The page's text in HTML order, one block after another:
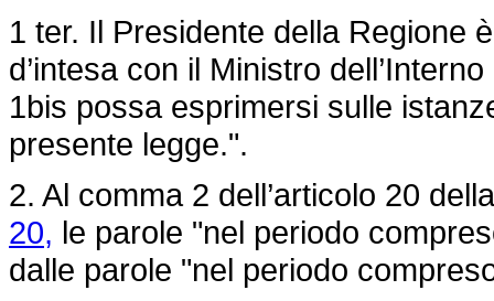
1 ter. Il Presidente della Regione
d’intesa con il Ministro
1bis possa esprimersi sulle
presente legge.".
2. Al comma 2 dell’articolo 20
20, le parole "nel periodo
dalle parole "nel periodo